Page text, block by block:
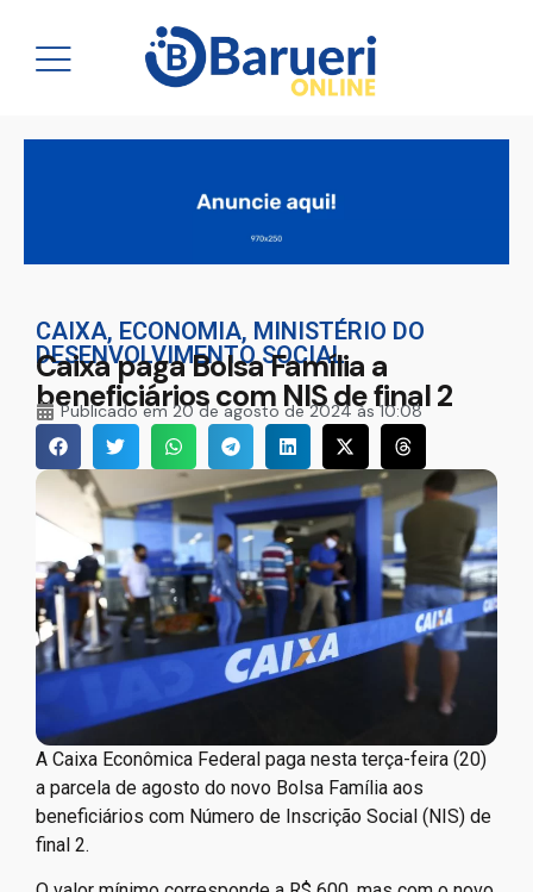
CAIXA, ECONOMIA, MINISTÉRIO DO
DESENVOLVIMENTO SOCIAL
Caixa paga Bolsa Família a
beneficiários com NIS de final 2
Publicado em 20 de agosto de 2024 às 10:08
A Caixa Econômica Federal paga nesta terça-feira (20)
a parcela de agosto do novo Bolsa Família aos
beneficiários com Número de Inscrição Social (NIS) de
final 2.